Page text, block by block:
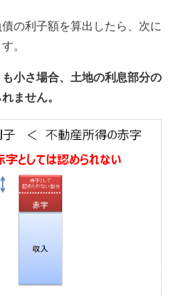
の利子額を算出したら、次に
。
小さ場合、土地の利息部分の
ません。